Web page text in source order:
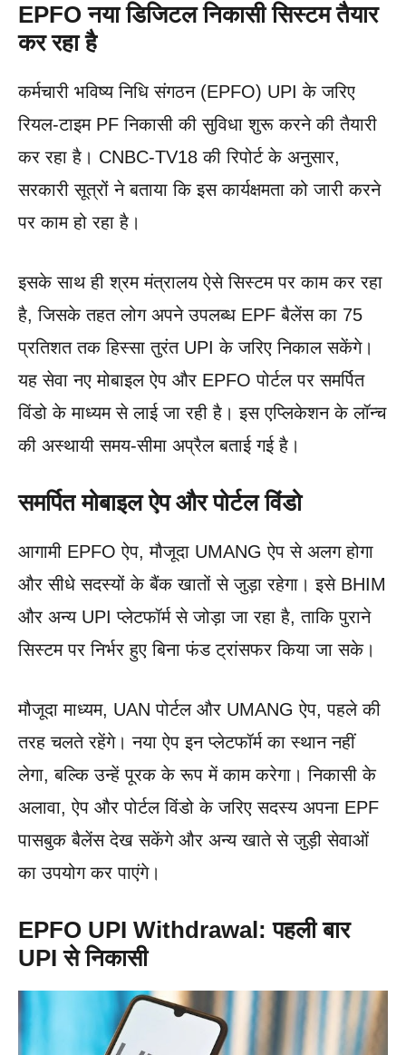
EPFO नया डिजिटल निकासी सिस्टम तैयार
कर रहा है
कर्मचारी भविष्य निधि संगठन (EPFO) UPI के जरिए
रियल-टाइम PF निकासी की सुविधा शुरू करने की तैयारी
कर रहा है। CNBC-TV18 की रिपोर्ट के अनुसार,
सरकारी सूत्रों ने बताया कि इस कार्यक्षमता को जारी करने
पर काम हो रहा है।
इसके साथ ही श्रम मंत्रालय ऐसे सिस्टम पर काम कर रहा
है, जिसके तहत लोग अपने उपलब्ध EPF बैलेंस का 75
प्रतिशत तक हिस्सा तुरंत UPI के जरिए निकाल सकेंगे।
यह सेवा नए मोबाइल ऐप और EPFO पोर्टल पर समर्पित
विंडो के माध्यम से लाई जा रही है। इस एप्लिकेशन के लॉन्च
की अस्थायी समय-सीमा अप्रैल बताई गई है।
समर्पित मोबाइल ऐप और पोर्टल विंडो
आगामी EPFO ऐप, मौजूदा UMANG ऐप से अलग होगा
और सीधे सदस्यों के बैंक खातों से जुड़ा रहेगा। इसे BHIM
और अन्य UPI प्लेटफॉर्म से जोड़ा जा रहा है, ताकि पुराने
सिस्टम पर निर्भर हुए बिना फंड ट्रांसफर किया जा सके।
मौजूदा माध्यम, UAN पोर्टल और UMANG ऐप, पहले की
तरह चलते रहेंगे। नया ऐप इन प्लेटफॉर्म का स्थान नहीं
लेगा, बल्कि उन्हें पूरक के रूप में काम करेगा। निकासी के
अलावा, ऐप और पोर्टल विंडो के जरिए सदस्य अपना EPF
पासबुक बैलेंस देख सकेंगे और अन्य खाते से जुड़ी सेवाओं
का उपयोग कर पाएंगे।
EPFO UPI Withdrawal:पहली बार
UPI से निकासी